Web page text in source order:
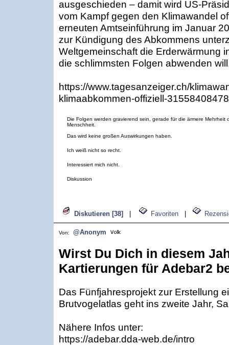
ausgeschieden – damit wird US-
vom Kampf gegen den Klimawandel
erneuten Amtseinführung im Januar
zur Kündigung des Abkommens
Weltgemeinschaft die Erderwärmung
die schlimmsten Folgen abwenden
https://www.tagesanzeiger.ch/
klimaabkommen-offiziell-
Die Folgen werden gravierend sein, gerade für die ärmere Mehrheit
Menschheit.
Das wird keine großen Auswirkungen haben.
Ich weiß nicht so recht.
Interessiert mich nicht.
Diskussion
Diskutieren [38] Favoriten
Von: @Anonym
Wirst Du Dich in diesem
Kartierungen für Adebar2
Das Fünfjahresprojekt zur Erstellung
Brutvogelatlas geht ins zweite Jahr,
Nähere Infos unter:
https://adebar.dda-web.de/intro